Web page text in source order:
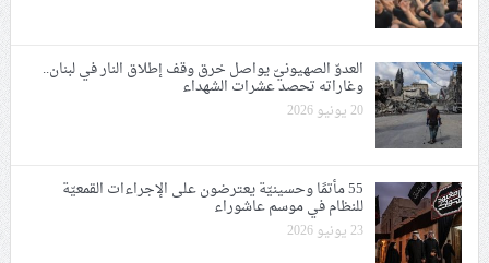
العدوّ الصهيونيّ يواصل خرق وقف إطلاق النار في لبنان..
وغاراته تحصد عشرات الشهداء
20 يونيو 2026
55 مأتمًا وحسينيّة يعترضون على الإجراءات القمعيّة
للنظام في موسم عاشوراء
23 يونيو 2026